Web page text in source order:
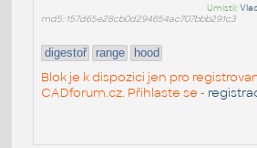
Umístil:
md5: 157d65e28cb0d294654ac707bbb291c3
digestoř range hood
Blok je k dispozici jen pro
CADforum.cz. Přihlaste se -